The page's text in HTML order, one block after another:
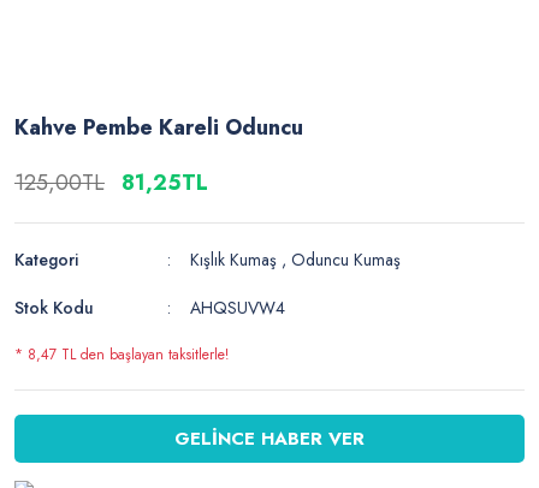
Kahve Pembe Kareli Oduncu
125,00TL 81,25TL
Kategori Kışlık Kumaş ,Oduncu Kumaş
Stok Kodu
AHQSUVW4
* 8,47 TL den başlayan taksitlerle!
GELİNCE HABER VER